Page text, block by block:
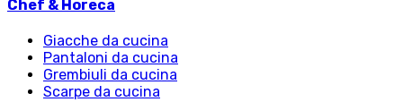
Chef & Horeca
Giacche da cucina
Pantaloni da cucina
Grembiuli da cucina
Scarpe da cucina